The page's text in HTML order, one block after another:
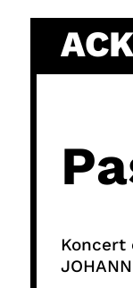
content
Koncert